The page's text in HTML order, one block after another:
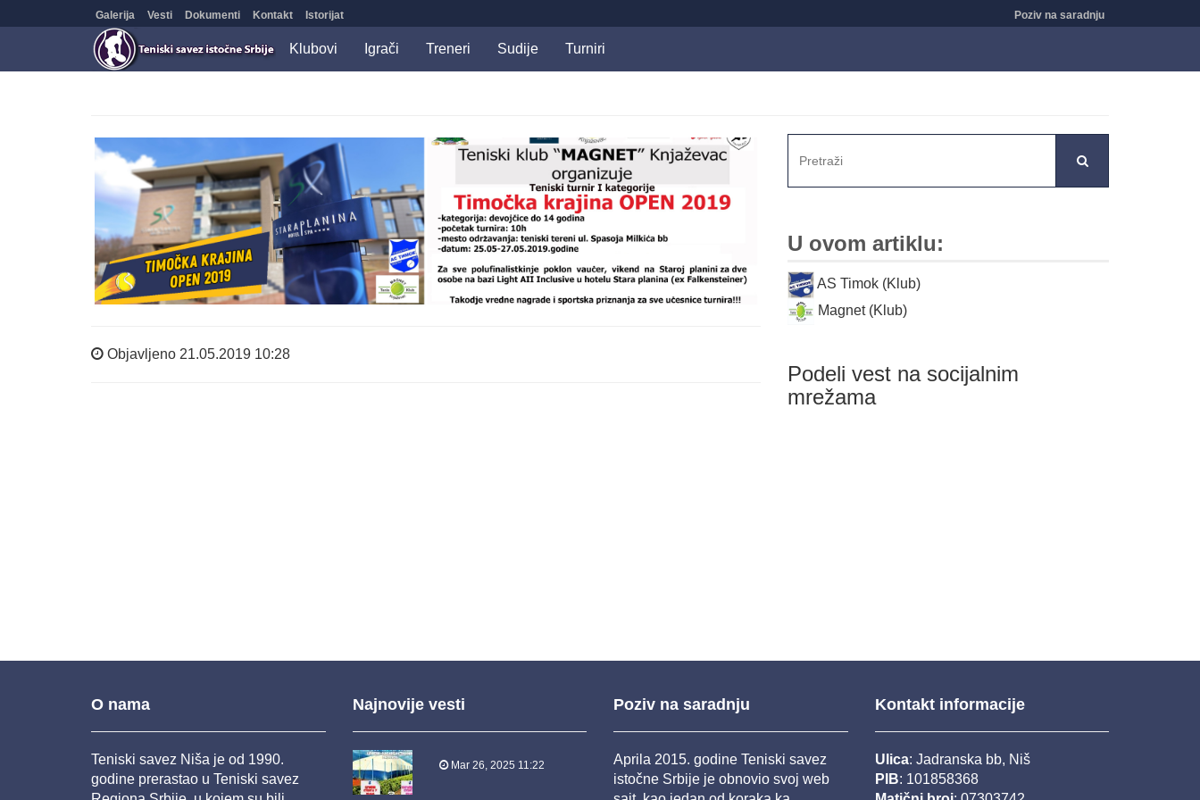
Galerija Vesti Dokumenti Kontakt Istorijat Poziv na saradnju
Klubovi Igrači Treneri Sudije Turniri
Objavljeno 21.05.2019 10:28
U ovom artiklu:
AS Timok (Klub)
Magnet (Klub)
Podeli vest na socijalnim
mrežama
O nama
Teniski savez Niša je od 1990.
godine prerastao u Teniski savez
Najnovije vesti
Mar 26, 2025 11:22
Poziv na saradnju
Aprila 2015. godine Teniski savez
istočne Srbije je obnovio svoj web
Kontakt informacije
Ulica: Jadranska bb, Niš
PIB: 101858368